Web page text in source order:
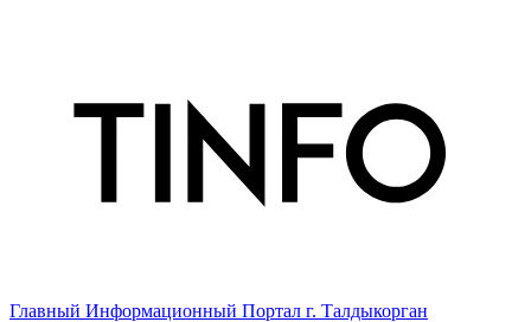
Главный Информационный Портал г. Талдыкорган